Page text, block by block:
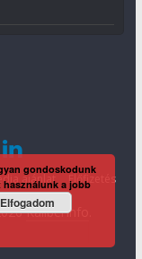
ajánlat
Előfizetés
KaliberInfo
gondoskodunk
használunk a jobb
Elfogadom